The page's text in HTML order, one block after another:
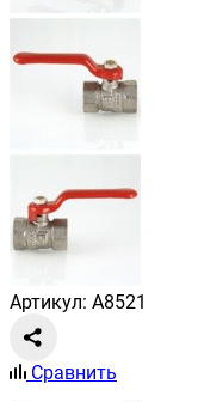
Артикул: A8521
Сравнить